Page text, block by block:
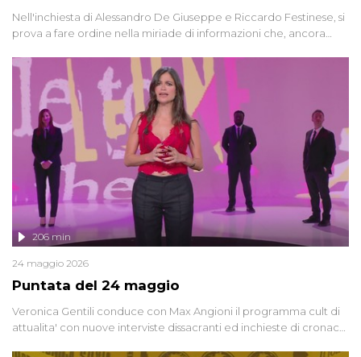
Nell'inchiesta di Alessandro De Giuseppe e Riccardo Festinese, si
prova a fare ordine nella miriade di informazioni che, ancora
giudiziarie più discusse degli ultimi anni. Lo speciale ricostruisce la
vicenda mettendo in fila testimonianze, errori, dettagli
controversi e i protagonisti di un'indagine che sembra non avere
fine.
Puntata del 24 maggio
206 min
24 maggio 2026
Veronica Gentili conduce con Max Angioni il programma cult di
attualita' con nuove interviste dissacranti ed inchieste di cronaca